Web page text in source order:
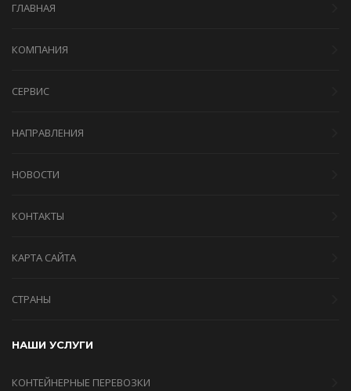
ГЛАВНАЯ
КОМПАНИЯ
СЕРВИС
НАПРАВЛЕНИЯ
НОВОСТИ
КОНТАКТЫ
КАРТА САЙТА
СТРАНЫ
НАШИ УСЛУГИ
КОНТЕЙНЕРНЫЕ ПЕРЕВОЗКИ